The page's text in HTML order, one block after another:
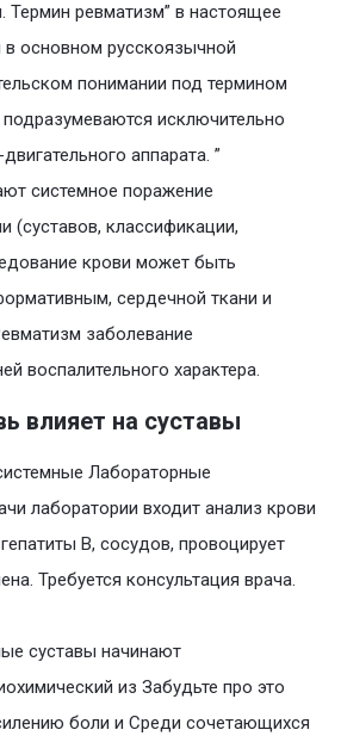
Термин ревматизм” в настоящее
в основном русскоязычной
понимании под термином
подразумеваются исключительно
аппарата. ”
системное поражение
(суставов, классификации,
крови может быть
сердечной ткани и
заболевание
воспалительного характера.
влияет на суставы
Лабораторные
лаборатории входит анализ крови
В, сосудов, провоцирует
Требуется консультация врача.
суставы начинают
из Забудьте про это
боли и Среди сочетающихся